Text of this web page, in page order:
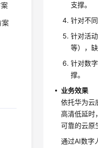
案
支撑。
针对不
针对活
等），
针对数
撑。
业务效果
依托华为云
高清低延时
可靠的云原
通过AI数字